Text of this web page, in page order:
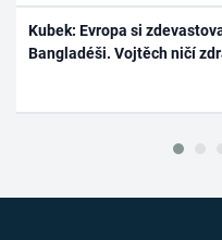
Kubek: Evropa si
Bangladéši. Vojtěch ničí